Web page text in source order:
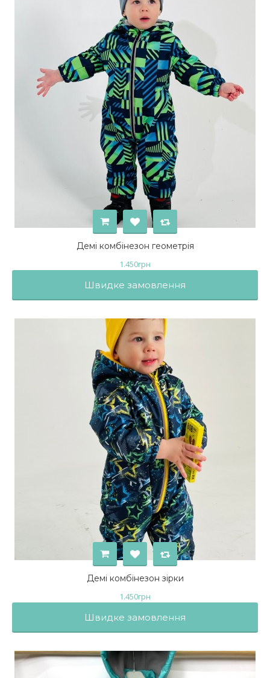
Демі комбінезон геометрія
1.450грн
Швидке замовлення
Демі комбінезон зірки
1.450грн
Швидке замовлення